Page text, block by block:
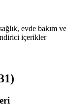
evde bakım
içerikler
)